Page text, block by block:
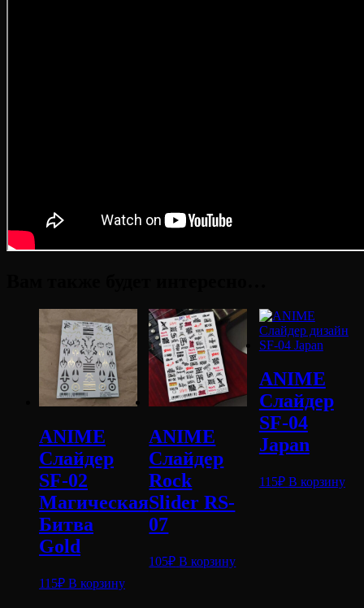
ANIME
Слайдер
SF-02
Магическая
Битва
Gold
115₽ В корзину
ANIME
Слайдер
Rock
Slider RS-
07
105₽ В корзину
ANIME
Слайдер
SF-04
Japan
115₽ В корзину